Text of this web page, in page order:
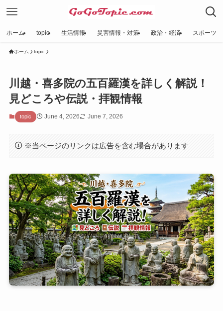
ホーム topic 生活情報 災害情報・対策 政治・経済 スポーツ
ホーム topic
川越・喜多院の五百羅漢を詳しく解説！
見どころや伝説・拝観情報
topic June 4, 2026 June 7, 2026
※当ページのリンクは広告を含む場合があります